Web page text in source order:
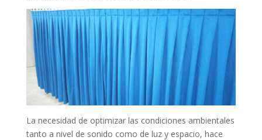
La necesidad de optimizar las condiciones ambientales
tanto a nivel de sonido como de luz y espacio, hace